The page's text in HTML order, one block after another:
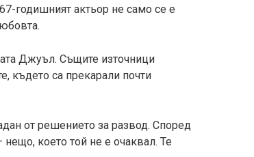
годишният актьор не само се е
Джуъл. Същите източници
където са прекарали почти
от решението за развод. Според
което той не е очаквал. Те